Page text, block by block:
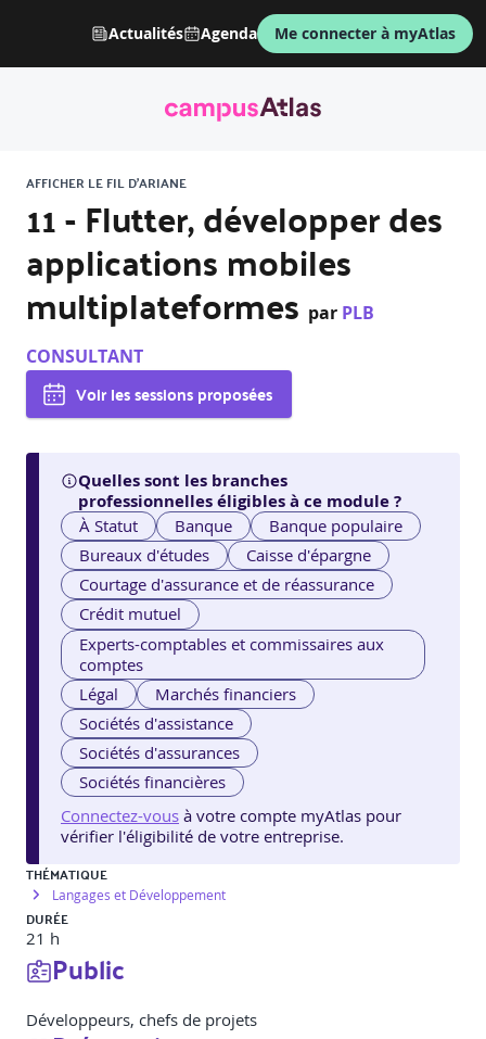
Actualités Agenda Me connecter à myAtlas
AFFICHER LE FIL D'ARIANE
11 - Flutter, développer des
applications mobiles
multiplateformes par PLB
CONSULTANT
Voir les sessions proposées
Quelles sont les branches
professionnelles éligibles à ce module ?
À Statut Banque
Banque populaire
Bureaux d'études
Caisse d'épargne
Courtage d'assurance et de réassurance
Crédit mutuel
Experts-comptables et commissaires aux
comptes
Légal
Marchés financiers
Sociétés d'assistance
Sociétés d'assurances
Sociétés financières
Connectez-vous à votre compte myAtlas pour
vérifier l'éligibilité de votre entreprise.
THÉMATIQUE
Langages et Développement
DURÉE
21 h
Public
Développeurs, chefs de projets